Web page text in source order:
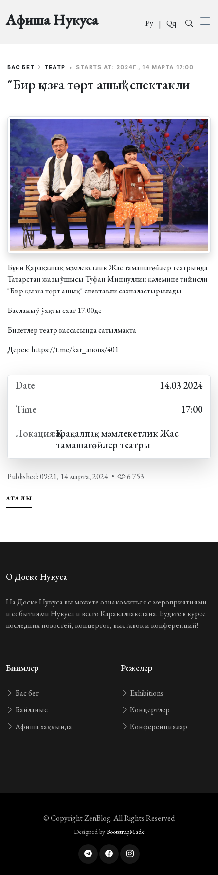
Афиша Нукуса Ру | Qq
БАС БЕТ ТЕАТР • STARTS AT: 2024Г., 14 МАРТА 17:00
"Бир қызға төрт ашық" спектакли
Бүгин Қарақалпақ мәмлекетлик Жас тамашагөйлер театрында
Татарстан жазыўшысы Туфан Миннуллин қәлемине тийисли
"Бир қызға төрт ашық" спектакли сахналастырылады
Басланыў ўақты саат 17.00де
Билетлер театр кассасында сатылмақта
Дерек: https://t.me/kar_anons/401
Date
14.03.2024
Time
17:00
Локация:Қарақалпақ мәмлекетлик Жас
тамашагөйлер театры
Published: 09:21, 14 марта, 2024 • 6 753
АТАҚЛЫ
О Доске Нукуса
На Доске Нукуса вы можете ознакомиться с мероприятиями
и событиями Нукуса и всего Каракалпакстана. Будьте в курсе
последних новостей, концертов, выставок и конференций!
Бөлимлер
Бас бет
Байланыс
Афиша хаққында
Режелер
Exhibitions
Концертлер
Конференциялар
© CopyrightZenBlog. All Rights Reserved
Designed byBootstrapMade